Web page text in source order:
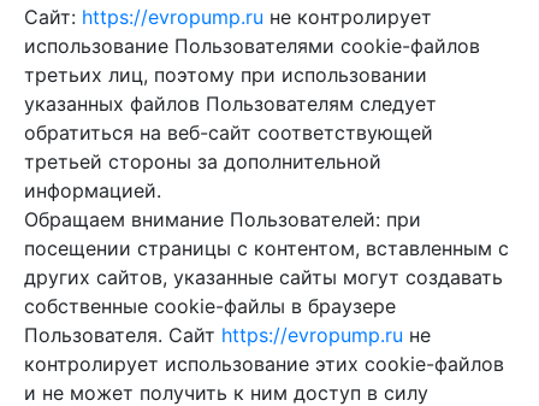
Сайт: https://evropump.ru не контролирует
использование Пользователями cookie-файлов
третьих лиц, поэтому при использовании
указанных файлов Пользователям следует
обратиться на веб-сайт соответствующей
третьей стороны за дополнительной
информацией.
Обращаем внимание Пользователей: при
посещении страницы с контентом, вставленным с
других сайтов, указанные сайты могут создавать
собственные cookie-файлы в браузере
Пользователя. Сайт https://evropump.ru не
контролирует использование этих cookie-файлов
и не может получить к ним доступ в силу